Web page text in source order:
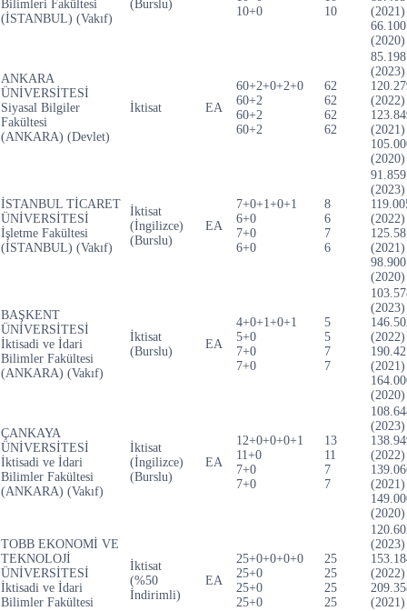
Bilimleri Fakültesi
(İSTANBUL) (Vakıf)
(Burslu)
10+0
10
(2021)
66.100
(2020)
ANKARA
ÜNİVERSİTESİ
Siyasal Bilgiler
Fakültesi
(ANKARA) (Devlet)
İktisat EA
60+2+0+2+0
60+2
60+2
60+2
62
62
62
62
85.198
(2023)
(2022)
(2021)
(2020)
İSTANBUL TİCARET
ÜNİVERSİTESİ
İşletme Fakültesi
(İSTANBUL) (Vakıf)
İktisat
(İngilizce)
(Burslu)
EA
7+0+1+0+1
6+0
7+0
6+0
8
6
7
6
91.859
(2023)
(2022)
(2021)
98.900
(2020)
BAŞKENT
ÜNİVERSİTESİ
İktisadi ve İdari
Bilimler Fakültesi
(ANKARA) (Vakıf)
İktisat
(Burslu)
EA
4+0+1+0+1
5+0
7+0
7+0
5
5
7
7
(2023)
(2022)
(2021)
(2020)
ÇANKAYA
ÜNİVERSİTESİ
İktisadi ve İdari
Bilimler Fakültesi
(ANKARA) (Vakıf)
İktisat
(İngilizce)
(Burslu)
EA
12+0+0+0+1
11+0
7+0
7+0
13
11
7
7
(2023)
(2022)
(2021)
(2020)
TOBB EKONOMİ VE
TEKNOLOJİ
ÜNİVERSİTESİ
İktisadi ve İdari
Bilimler Fakültesi
İktisat
(%50
İndirimli)
EA
25+0+0+0+0
25+0
25+0
25+0
25
25
25
25
(2023)
(2022)
(2021)